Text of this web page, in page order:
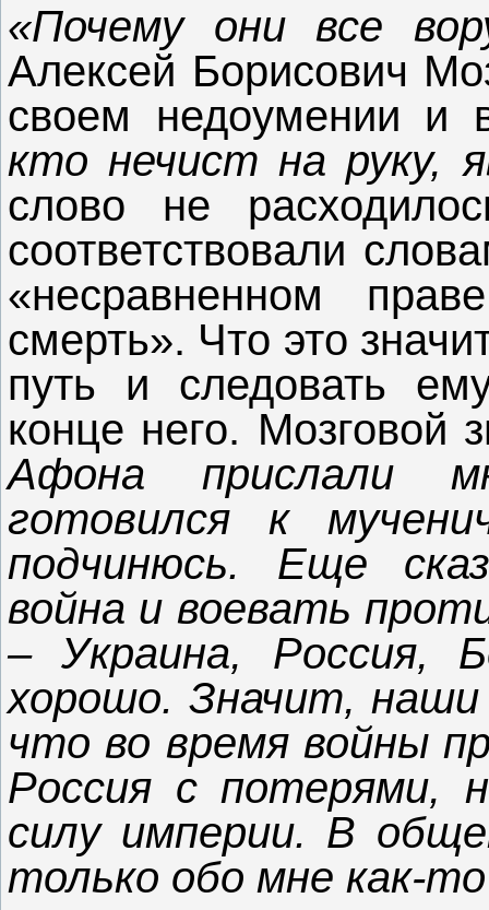
«Почему они все
Алексей Борисович
своем недоумении и
кто нечист на руку,
слово не
соответствовали
«несравненном
смерть». Что это
путь и следовать
конце него.
Афона прислали
готовился к
подчинюсь. Еще
война и воевать
– Украина, Россия,
хорошо. Значит,
что во время войны
Россия с потерями,
силу империи. В
только обо мне как-